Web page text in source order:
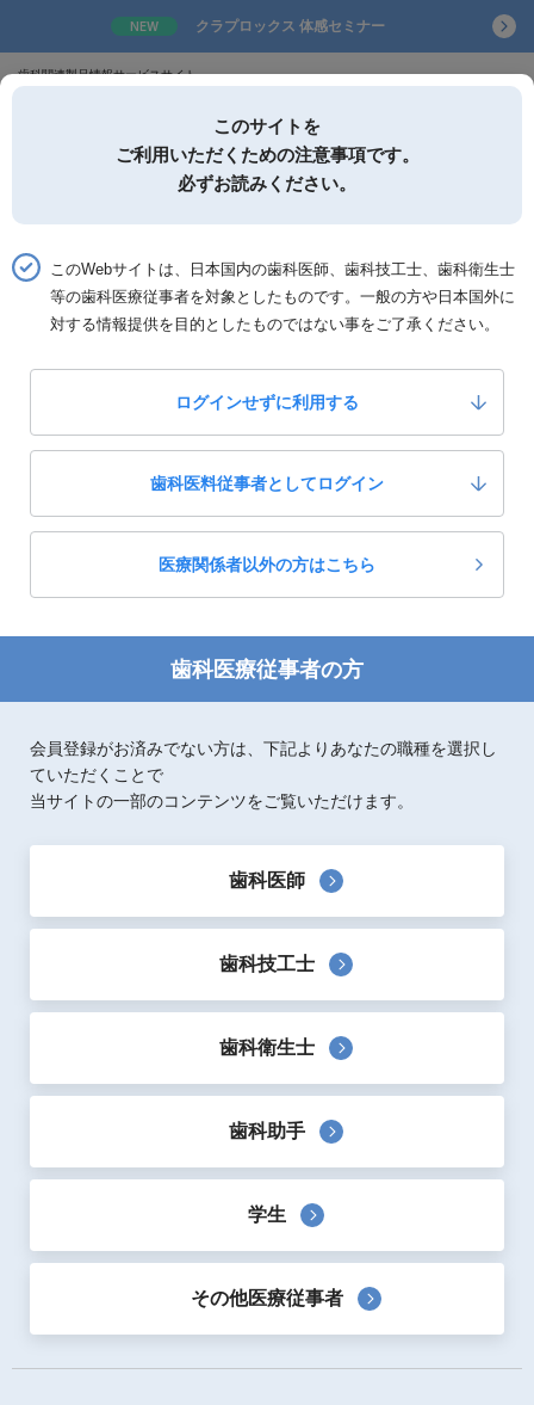
NEW クラプロックス 体感セミナー
歯科関連製品情報サービスサイト
ホーム 製品一覧 製品詳細「ウィルスウォッシャー プロ」
ビー・エス・エー・サクライ
ウィルスウォッシャー プロ
いいね！0
79,800円(税抜)
製品カテゴリー：診療器材 消毒・滅菌器関連材
使用用途 次亜塩素酸空気清浄機
このサイトを
ご利用いただくための注意事項です。
必ずお読みください。
このWebサイトは、日本国内の歯科医師、歯科技工士、歯科衛生士
等の歯科医療従事者を対象としたものです。一般の方や日本国外に
対する情報提供を目的としたものではない事をご了承ください。
ログインせずに利用する
歯科医料従事者としてログイン
医療関係者以外の方はこちら
歯科医療従事者の方
会員登録がお済みでない方は、下記よりあなたの職種を選択し
ていただくことで
当サイトの一部のコンテンツをご覧いただけます。
歯科医師
歯科技工士
歯科衛生士
歯科助手
学生
その他医療従事者